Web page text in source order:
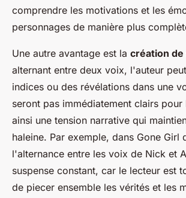
comprendre les motivations et les
personnages de manière plus
Une autre avantage est la création de
alternant entre deux voix, l'auteur
indices ou des révélations dans une
seront pas immédiatement clairs
ainsi une tension narrative qui
haleine. Par exemple, dans Gone Girl
l'alternance entre les voix de Nick et
suspense constant, car le lecteur est
de piecer ensemble les vérités et les